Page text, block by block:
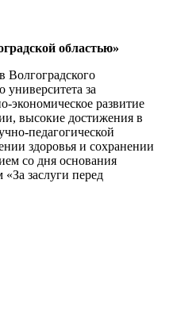
областью»
Волгоградского
университета за
экономическое развитие
высокие достижения в
педагогической
здоровья и сохранении
со дня основания
заслуги перед